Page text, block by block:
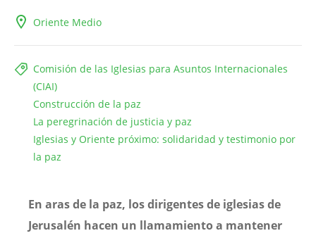
Oriente Medio
Comisión de las Iglesias para Asuntos Internacionales
(CIAI)
Construcción de la paz
La peregrinación de justicia y paz
Iglesias y Oriente próximo: solidaridad y testimonio por
la paz
En aras de la paz, los dirigentes de iglesias de
Jerusalén hacen un llamamiento a mantener